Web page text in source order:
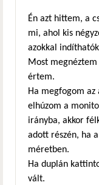
Én azt hittem, a
mi, ahol kis
azokkal
Most
értem.
Ha megfogom
elhúzom a
irányba, akkor
adott részén, ha
méretben.
Ha duplán
vált.